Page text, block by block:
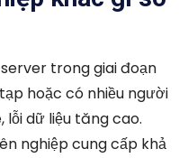
trong giai đoạn
hoặc có nhiều người
dữ liệu tăng cao.
nghiệp cung cấp khả